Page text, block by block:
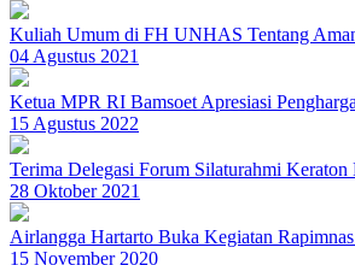
Kuliah Umum di FH UNHAS Tentang
04 Agustus 2021
Ketua MPR RI Bamsoet Apresiasi
15 Agustus 2022
Terima Delegasi Forum Silaturahmi
28 Oktober 2021
Airlangga Hartarto Buka Kegiatan
15 November 2020